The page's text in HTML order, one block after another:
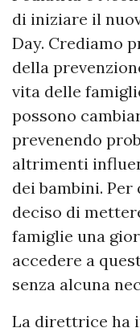
di iniziare il
Day. Crediamo
della
vita delle
possono
prevenendo
altrimenti
dei bambini.
deciso di
famiglie una
accedere a
senza alcuna
La direttrice ha